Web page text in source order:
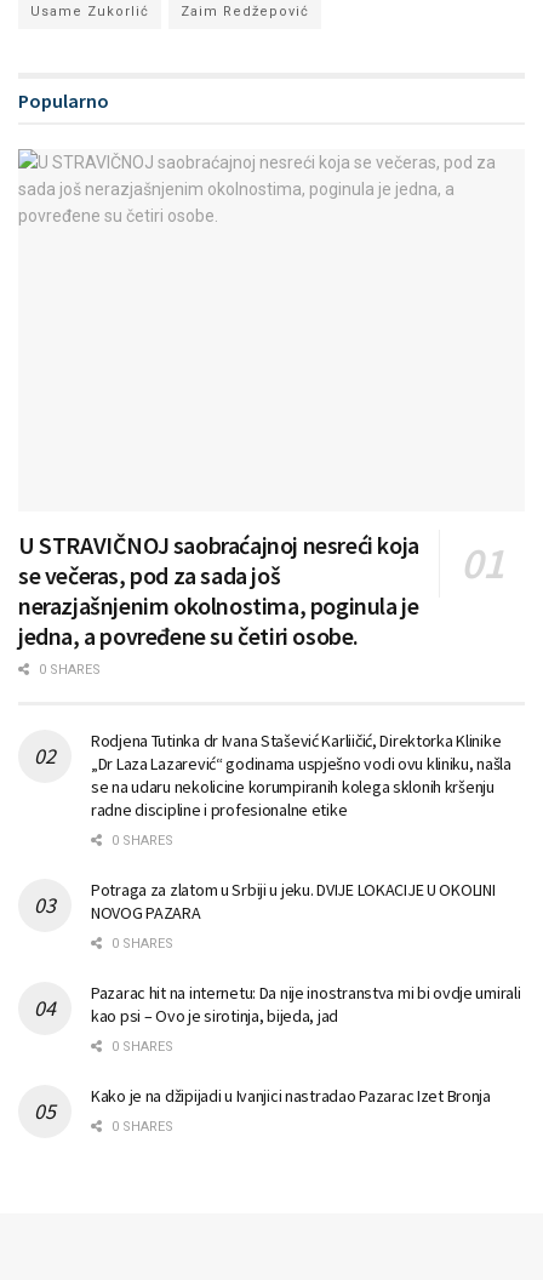
Usame Zukorlić Zaim Redžepović
Popularno
U STRAVIČNOJ saobraćajnoj nesreći koja
se večeras, pod za sada još
nerazjašnjenim okolnostima, poginula je
jedna, a povređene su četiri osobe.
0 SHARES
Rodjena Tutinka dr Ivana Stašević Karliičić, Direktorka Klinike
„Dr Laza Lazarević“ godinama uspješno vodi ovu kliniku, našla
se na udaru nekolicine korumpiranih kolega sklonih kršenju
radne discipline i profesionalne etike
0 SHARES
Potraga za zlatom u Srbiji u jeku. DVIJE LOKACIJE U OKOLINI
NOVOG PAZARA
0 SHARES
Pazarac hit na internetu: Da nije inostranstva mi bi ovdje umirali
kao psi – Ovo je sirotinja, bijeda, jad
0 SHARES
Kako je na džipijadi u Ivanjici nastradao Pazarac Izet Bronja
0 SHARES